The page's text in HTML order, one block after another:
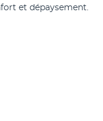
et dépaysement.